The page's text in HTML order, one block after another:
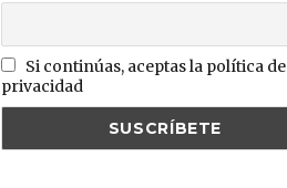
Si continúas, aceptas la política de
privacidad